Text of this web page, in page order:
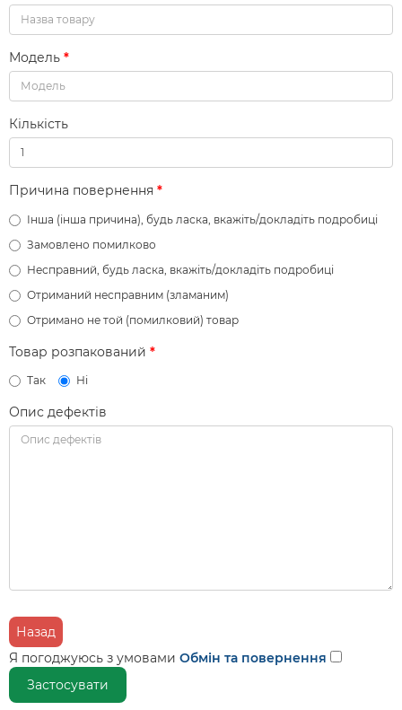
Модель
Кількість
Причина повернення
Інша (інша причина), будь ласка, вкажіть/докладіть подробиці
Замовлено помилково
Несправний, будь ласка, вкажіть/докладіть подробиці
Отриманий несправним (зламаним)
Отримано не той (помилковий) товар
Товар розпакований
Так Ні
Опис дефектів
Назад
Я погоджуюсь з умовами Обмін та повернення